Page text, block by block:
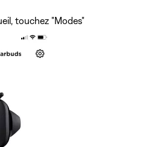
touchez "Modes"